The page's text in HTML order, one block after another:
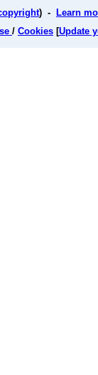
) -
Learn
/ Cookies [Update